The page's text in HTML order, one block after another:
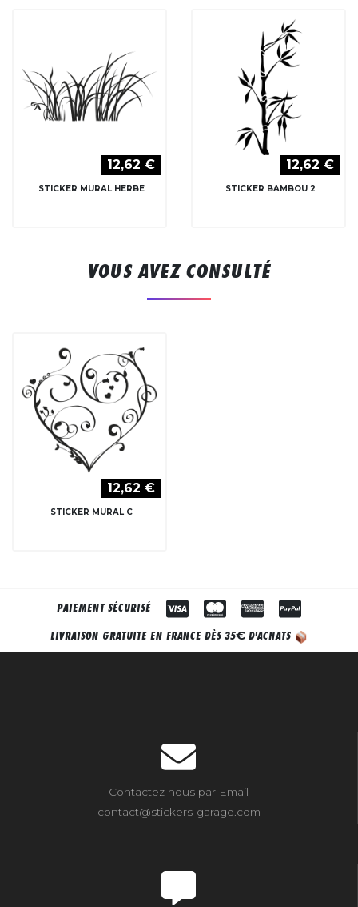
12,62 €
STICKER MURAL HERBE
12,62 €
STICKER BAMBOU 2
VOUS AVEZ CONSULTÉ
12,62 €
STICKER MURAL C
PAIEMENT SÉCURISÉ
LIVRAISON GRATUITE EN FRANCE DÈS 35€ D'ACHATS
Contactez nous par Email
contact@stickers-garage.com